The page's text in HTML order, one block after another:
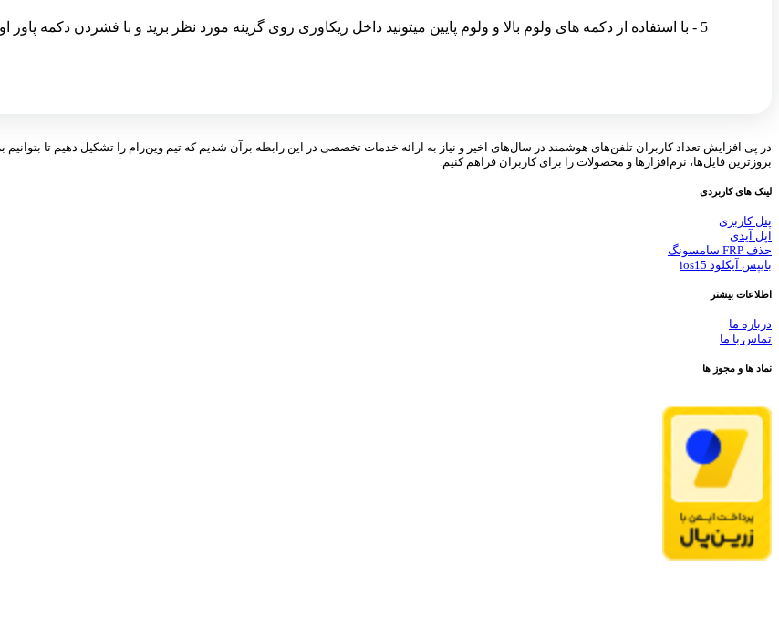
5 - با استفاده از دکمه های ولوم بالا و ولوم پایین میتونید داخل ریکاوری روی گزینه مورد نظر برید و با فشردن دکمه پاور اون گزینه رو انتخاب کنید .
در پی افزایش تعداد کاربران تلفن‌های هوشمند در سال‌های اخیر و نیاز به ارائه خدمات تخصصی در این رابطه برآن شدیم که تیم وین‌رام را تشکیل دهیم تا بتوانیم
بروزترین فایل‌ها، نرم‌افزارها و محصولات را برای کاربران فراهم کنیم.
لینک های کاربردی
پنل کاربری
اپل آیدی
حذف FRP سامسونگ
بایپس آیکلود ios15
اطلاعات بیشتر
درباره ما
تماس با ما
نماد ها و مجوز ها